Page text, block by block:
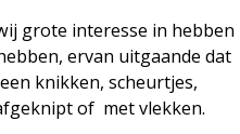
grote interesse in hebben
ervan uitgaande dat
knikken, scheurtjes,
of met vlekken.